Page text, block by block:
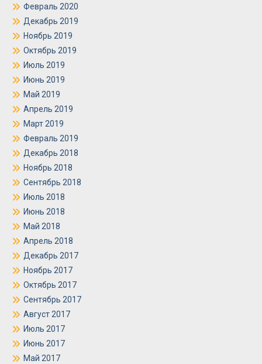
Февраль 2020
Декабрь 2019
Ноябрь 2019
Октябрь 2019
Июль 2019
Июнь 2019
Май 2019
Апрель 2019
Март 2019
Февраль 2019
Декабрь 2018
Ноябрь 2018
Сентябрь 2018
Июль 2018
Июнь 2018
Май 2018
Апрель 2018
Декабрь 2017
Ноябрь 2017
Октябрь 2017
Сентябрь 2017
Август 2017
Июль 2017
Июнь 2017
Май 2017